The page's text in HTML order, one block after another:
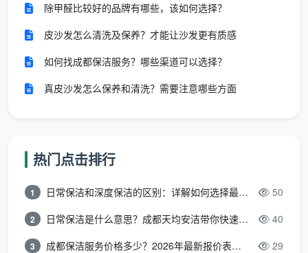
全屋玻璃内外、窗框轨道凹槽、纱窗、阳台移门玻璃
及地轨
天花边角、灯带槽、空调风口除尘，墙面浮灰清除
全屋开关插座面板边缘腻子清理，筒灯射灯表面擦拭
亮，马桶内外消毒，地漏清掏
全屋衣柜储物柜隔板抽屉逐一取出吸尘擦拭，门板胶
印去除
除甲醛比较好的品牌有哪些，该如何选择？
皮沙发怎么清洗及保养？才能让沙发更有质感
如何找成都保洁服务？哪些渠道可以选择？
真皮沙发怎么保养和清洗？需要注意哪些方面
热门点击排行
1 日常保洁和深度保洁的区别：详解如何选择最适合的清洁服务 50
2 日常保洁是什么意思？成都天均安洁带你快速区分“日常vs深度vs开荒” 40
3 成都保洁服务价格多少？2026年最新报价表来了，这一篇看透所有费用 29